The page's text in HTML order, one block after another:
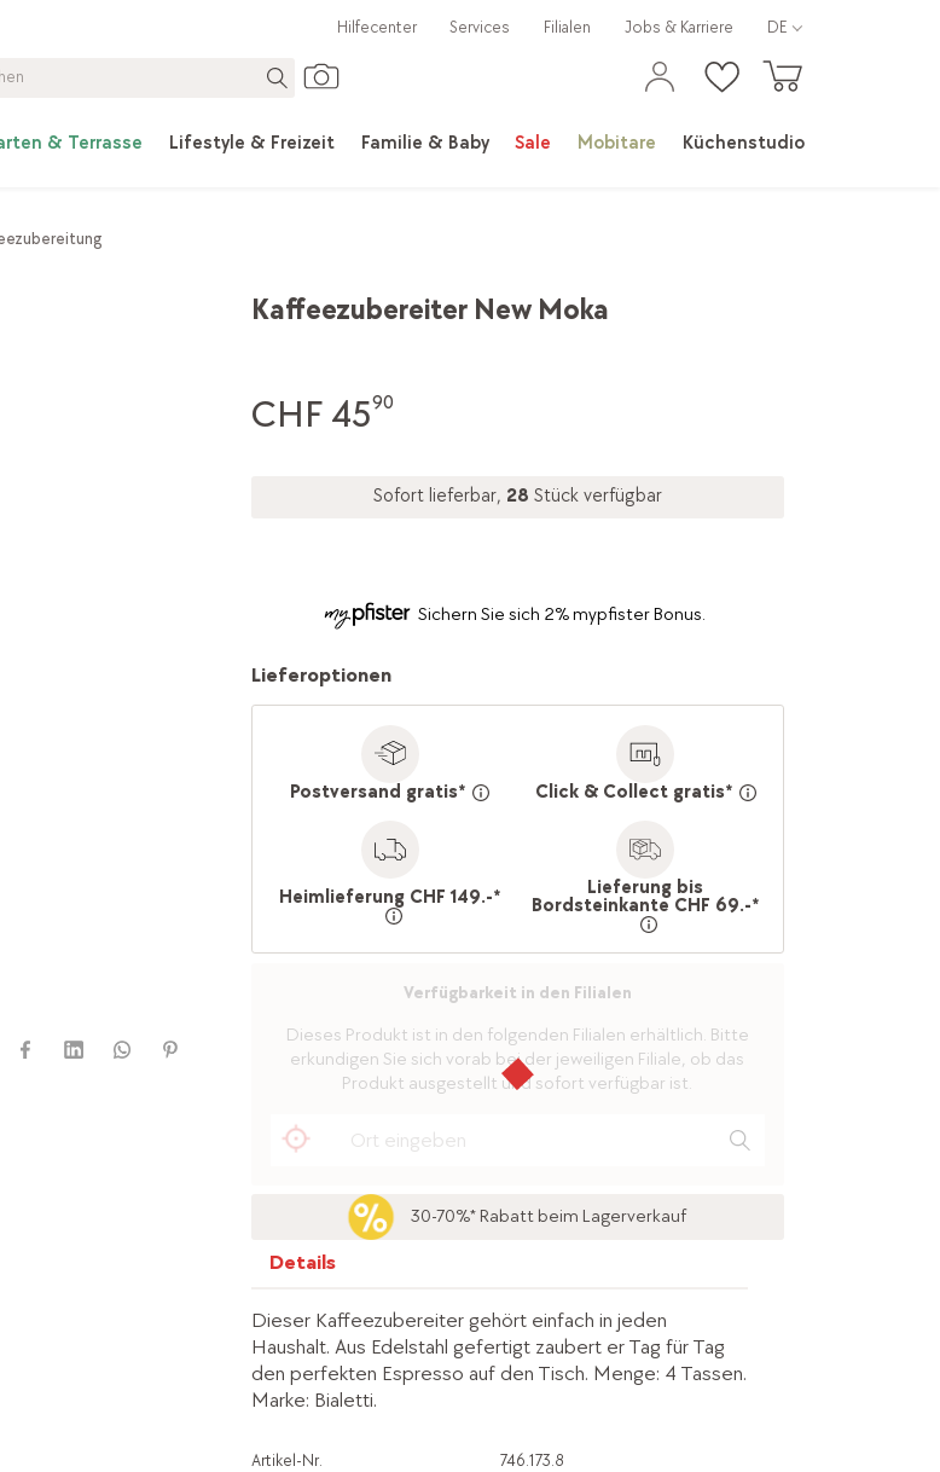
& Terrasse Lifestyle & Freizeit Familie & Baby Sale Mobitare Küchenstudio
Hilfecenter Services Filialen Jobs & Karriere DE
Kaffeezubereiter New Moka
CHF 4590
Sofort lieferbar, 28 Stück verfügbar
Sichern Sie sich 2% mypfister Bonus.
Lieferoptionen
Postversand gratis* Click & Collect gratis*
Heimlieferung CHF 149.-* Lieferung bis
Bordsteinkante CHF 69.-*
Verfügbarkeit in den Filialen
Dieses Produkt ist in den folgenden Filialen erhältlich. Bitte
erkundigen Sie sich vorab bei der jeweiligen Filiale, ob das
Produkt ausgestellt und sofort verfügbar ist.
30-70%* Rabatt beim Lagerverkauf
Details
Dieser Kaffeezubereiter gehört einfach in jeden
Haushalt. Aus Edelstahl gefertigt zaubert er Tag für Tag
den perfekten Espresso auf den Tisch. Menge: 4 Tassen.
Marke: Bialetti.
Artikel-Nr.
746.173.8